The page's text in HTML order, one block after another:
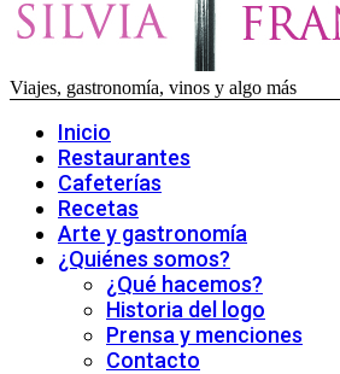
Viajes, gastronomía, vinos y algo más
Inicio
Restaurantes
Cafeterías
Recetas
Arte y gastronomía
¿Quiénes somos?
¿Qué hacemos?
Historia del logo
Prensa y menciones
Contacto